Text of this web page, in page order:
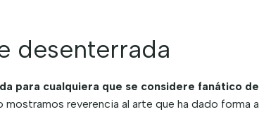
desenterrada
para cualquiera que se considere fanático
mostramos reverencia al arte que ha dado forma